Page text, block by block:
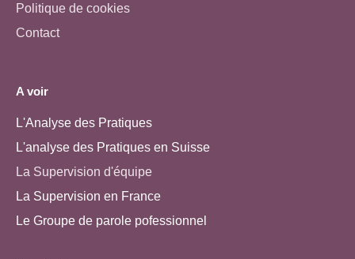
Politique de cookies
Contact
A voir
L'Analyse des Pratiques
L'analyse des Pratiques en Suisse
La Supervision d'équipe
La Supervision en France
Le Groupe de parole pofessionnel